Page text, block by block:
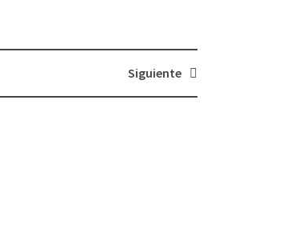
Siguiente